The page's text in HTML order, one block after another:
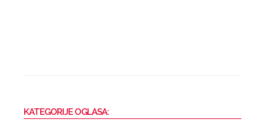
KATEGORIJE OGLASA: